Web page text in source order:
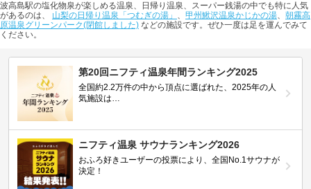
波高島駅の塩化物泉が楽しめる温泉、日帰り温泉、スーパー銭湯の中でも特に人気
があるのは、 山梨の日帰り温泉「つむぎの湯」 、 甲州鰍沢温泉かじかの湯、 朝霧高
原温泉グリーンパーク(閉館しました) などの施設です。ぜひ一度は足を運んでみて
ください。
第20回ニフティ温泉年間ランキング2025
全国約2.2万件の中から頂点に選ばれた、2025年の人
気施設は…
ニフティ温泉 サウナランキング2026
おふろ好きユーザーの投票により、全国No.1サウナが
決定！